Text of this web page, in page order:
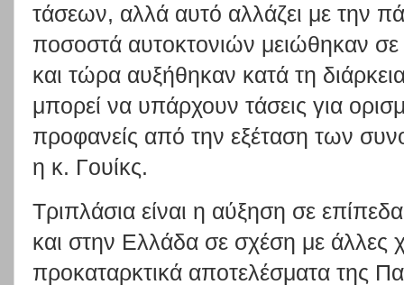
τάσεων, αλλά αυτό αλλάζει με την
ποσοστά αυτοκτονιών μειώθηκαν
και τώρα αυξήθηκαν κατά τη
μπορεί να υπάρχουν τάσεις για
προφανείς από την εξέταση των
η κ. Γουίκς.
Τριπλάσια είναι η αύξηση σε
και στην Ελλάδα σε σχέση με
προκαταρκτικά αποτελέσματα της